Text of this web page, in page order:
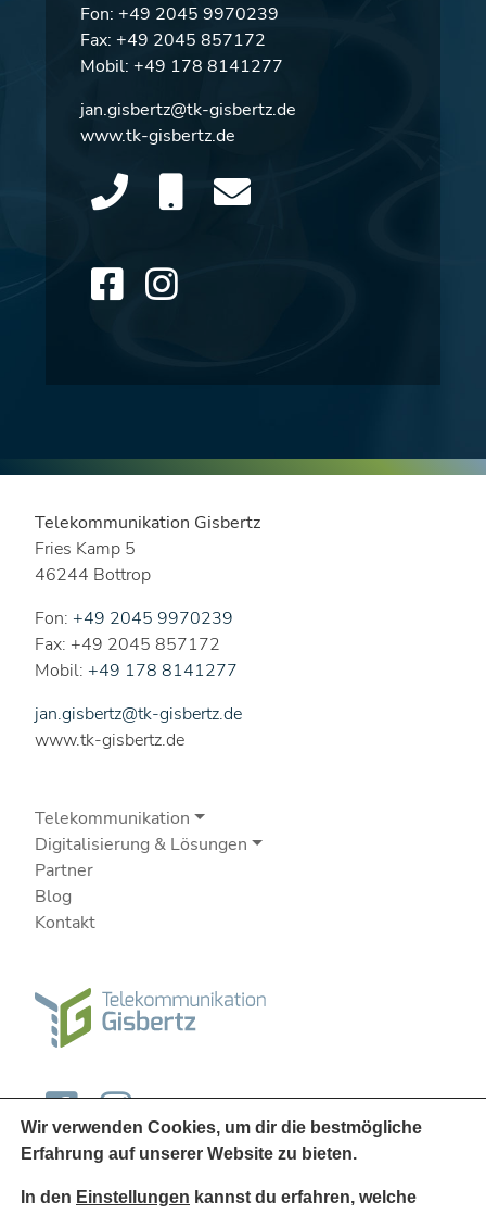
Fon: +49 2045 9970239
Fax: +49 2045 857172
Mobil: +49 178 8141277
jan.gisbertz@tk-gisbertz.de
www.tk-gisbertz.de
Telekommunikation Gisbertz
Fries Kamp 5
46244 Bottrop
Fon: +49 2045 9970239
Fax: +49 2045 857172
Mobil: +49 178 8141277
jan.gisbertz@tk-gisbertz.de
www.tk-gisbertz.de
Telekommunikation
Digitalisierung & Lösungen
Partner
Blog
Kontakt
Wir verwenden Cookies, um dir die bestmögliche
Erfahrung auf unserer Website zu bieten.
In den Einstellungen kannst du erfahren, welche